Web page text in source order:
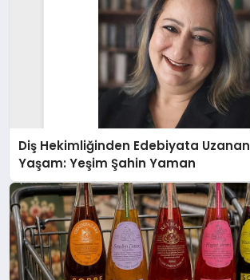
Diş Hekimliğinden Edebiyata
Yaşam: Yeşim Şahin Yaman